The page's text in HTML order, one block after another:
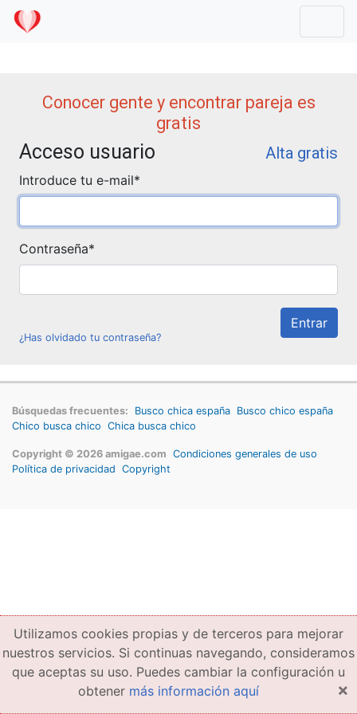
Conocer gente y encontrar pareja es
gratis
Acceso usuario Alta gratis
Introduce tu e-mail*
Contraseña*
¿Has olvidado tu contraseña?
Búsquedas frecuentes: Busco chica españa Busco chico españa
Chico busca chico Chica busca chico
Copyright © 2026 amigae.com Condiciones generales de uso
Política de privacidad Copyright
Utilizamos cookies propias y de terceros para mejorar
nuestros servicios. Si continuas navegando, consideramos
que aceptas su uso. Puedes cambiar la configuración u
obtener más información aquí ×